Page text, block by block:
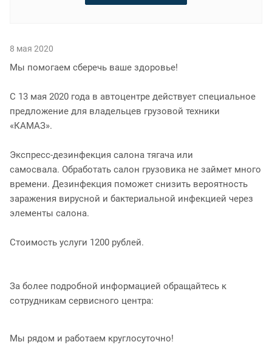
8 мая 2020
Мы помогаем сберечь ваше здоровье!
С 13 мая 2020 года в автоцентре действует специальное
предложение для владельцев грузовой техники
«КАМАЗ».
Экспресс-дезинфекция салона тягача или
самосвала. Обработать салон грузовика не займет много
времени. Дезинфекция поможет снизить вероятность
заражения вирусной и бактериальной инфекцией через
элементы салона.
Стоимость услуги 1200 рублей.
За более подробной информацией обращайтесь к
сотрудникам сервисного центра:
Мы рядом и работаем круглосуточно!